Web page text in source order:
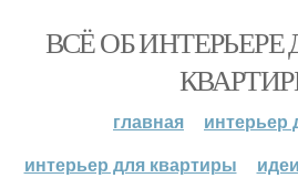
ВСЁ ОБ
главная
интерьер
интерьер для квартиры